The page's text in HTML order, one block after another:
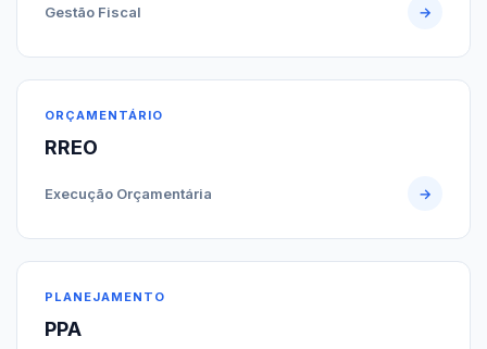
Gestão Fiscal →
ORÇAMENTÁRIO
RREO
Execução Orçamentária →
PLANEJAMENTO
PPA